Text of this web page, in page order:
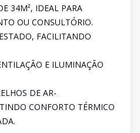
34M², IDEAL PARA
OU CONSULTÓRIO.
FACILITANDO
E ILUMINAÇÃO
DE AR-
CONFORTO TÉRMICO